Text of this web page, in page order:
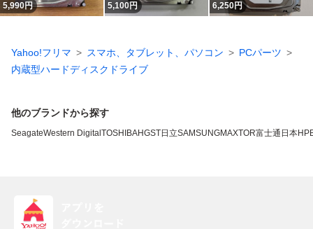
5,990円 5,100円 6,250円
Yahoo!フリマ スマホ、タブレット、パソコン
PCパーツ
内蔵型ハードディスクドライブ
他のブランドから探す
SeagateWestern Digital TOSHIBAHGST日立SAMSUNGMAXTOR富士通 日本HP